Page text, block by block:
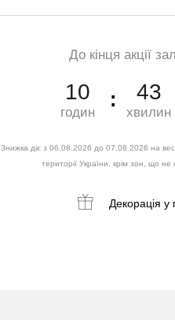
До кінця акції
10
годин
43
хвилин
Знижка діє з 06.08.2026 до 07.08.2026 на
території України, крім зон, що
Декорація у